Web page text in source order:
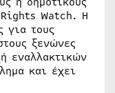
Rights Watch. Η
για τους
ξενώνες
εναλλακτικών
και έχει